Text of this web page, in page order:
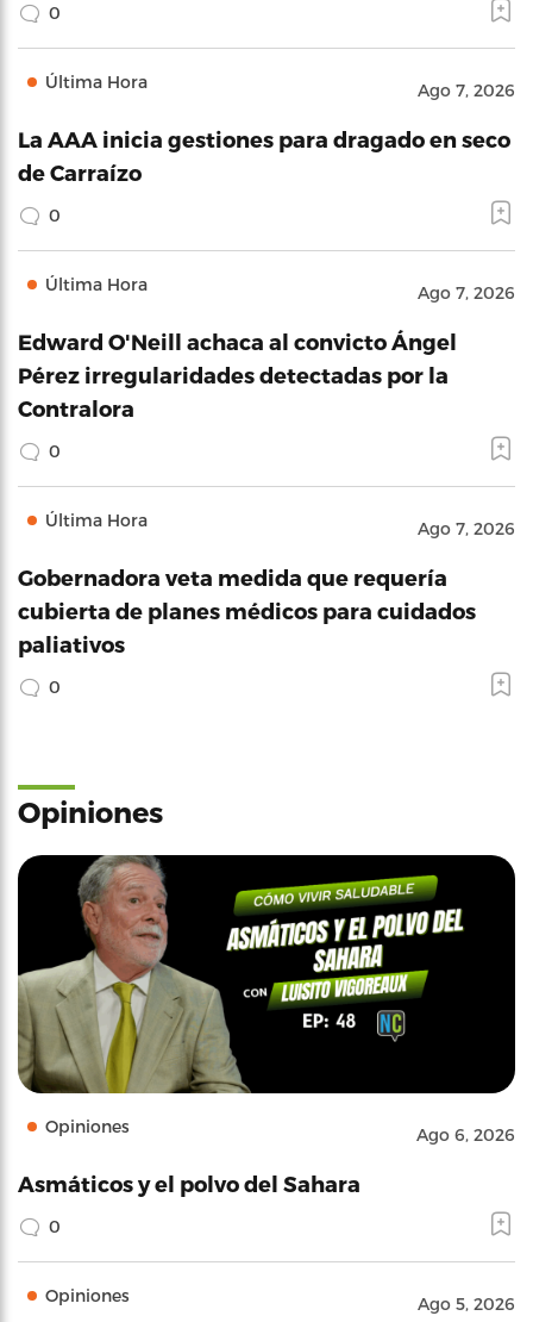
0
Última Hora Ago 7, 2026
La AAA inicia gestiones para dragado en seco
de Carraízo
0
Última Hora Ago 7, 2026
Edward O'Neill achaca al convicto Ángel
Pérez irregularidades detectadas por la
Contralora
0
Última Hora Ago 7, 2026
Gobernadora veta medida que requería
cubierta de planes médicos para cuidados
paliativos
0
Opiniones
Opiniones Ago 6, 2026
Asmáticos y el polvo del Sahara
0
Opiniones Ago 5, 2026